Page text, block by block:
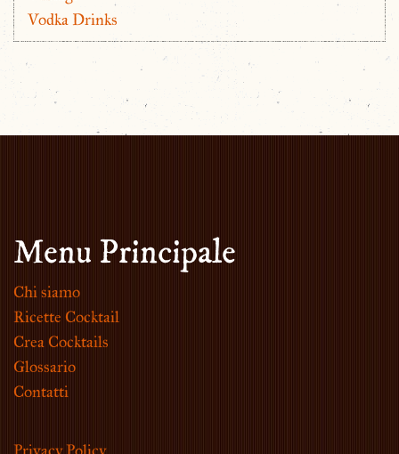
Vodka Drinks
Menu Principale
Chi siamo
Ricette Cocktail
Crea Cocktails
Glossario
Contatti